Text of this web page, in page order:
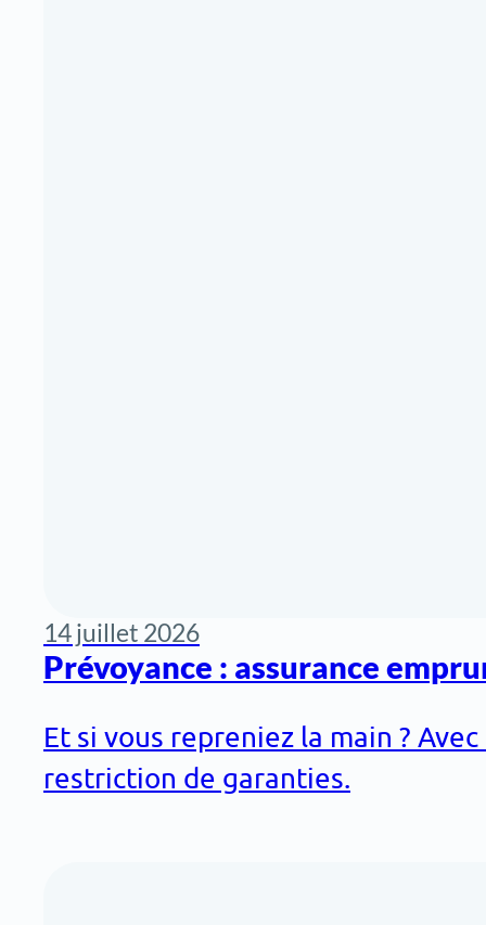
14 juillet 2026
Prévoyance : assurance
Et si vous repreniez la main ?
restriction de garanties.